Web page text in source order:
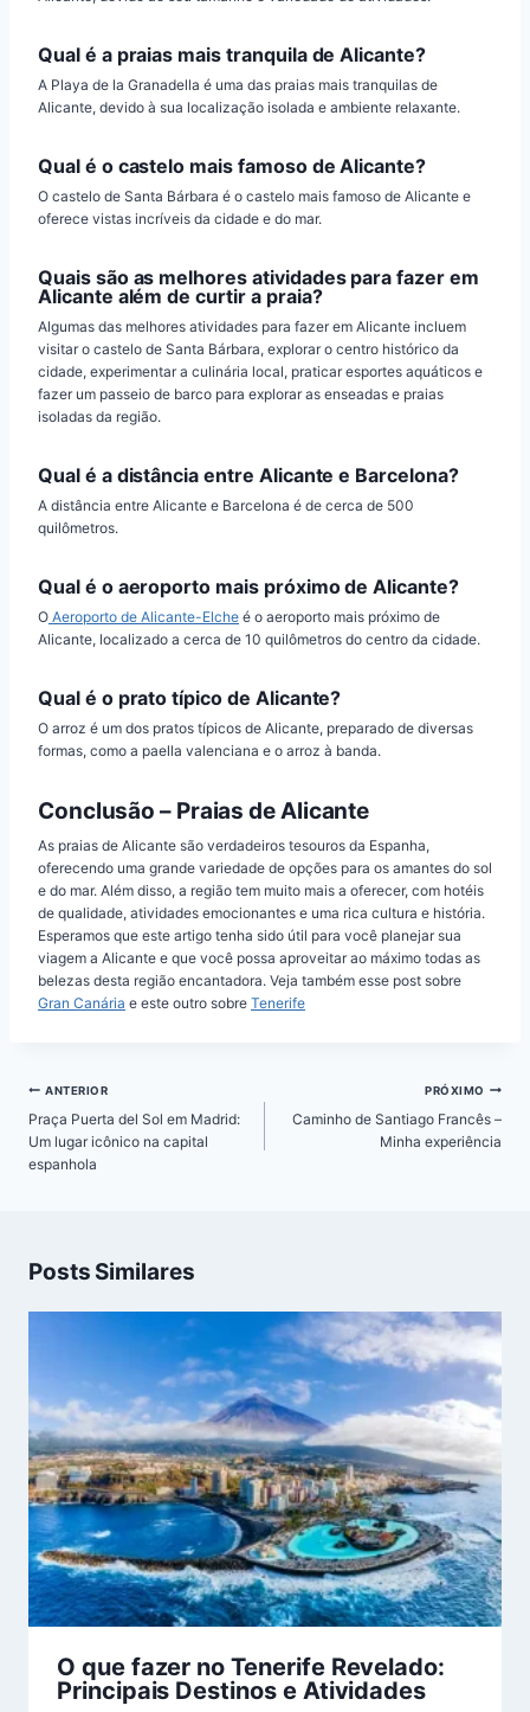
Qual é a praias mais tranquila de Alicante?
A Playa de la Granadella é uma das praias mais tranquilas de
Alicante, devido à sua localização isolada e ambiente relaxante.
Qual é o castelo mais famoso de Alicante?
O castelo de Santa Bárbara é o castelo mais famoso de Alicante e
oferece vistas incríveis da cidade e do mar.
Quais são as melhores atividades para fazer em
Alicante além de curtir a praia?
Algumas das melhores atividades para fazer em Alicante incluem
visitar o castelo de Santa Bárbara, explorar o centro histórico da
cidade, experimentar a culinária local, praticar esportes aquáticos e
fazer um passeio de barco para explorar as enseadas e praias
isoladas da região.
Qual é a distância entre Alicante e Barcelona?
A distância entre Alicante e Barcelona é de cerca de 500
quilômetros.
Qual é o aeroporto mais próximo de Alicante?
O Aeroporto de Alicante-Elche é o aeroporto mais próximo de
Alicante, localizado a cerca de 10 quilômetros do centro da cidade.
Qual é o prato típico de Alicante?
O arroz é um dos pratos típicos de Alicante, preparado de diversas
formas, como a paella valenciana e o arroz à banda.
Conclusão – Praias de Alicante
As praias de Alicante são verdadeiros tesouros da Espanha,
oferecendo uma grande variedade de opções para os amantes do sol
e do mar. Além disso, a região tem muito mais a oferecer, com hotéis
de qualidade, atividades emocionantes e uma rica cultura e história.
Esperamos que este artigo tenha sido útil para você planejar sua
viagem a Alicante e que você possa aproveitar ao máximo todas as
belezas desta região encantadora. Veja também esse post sobre
Gran Canária e este outro sobre Tenerife
Navegação
de
Post
ANTERIOR
Praça Puerta del Sol em Madrid:
Um lugar icônico na capital
espanhola
PRÓXIMO
Caminho de Santiago Francês –
Minha experiência
Posts Similares
O que fazer no Tenerife Revelado:
Principais Destinos e Atividades